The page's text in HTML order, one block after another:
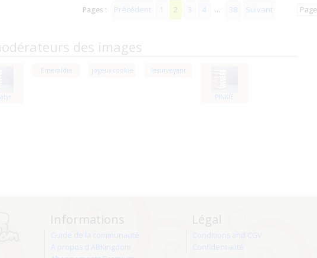
Pages : Précédent 1 2 3 4 ... 38 Suivant
des images
Emeraldia joyeuxcookie lesurveyant
PINKIE
Informations
Guide de la communauté
A propos d'ABKingdom
Légal
Conditions and CGV
Confidentialité